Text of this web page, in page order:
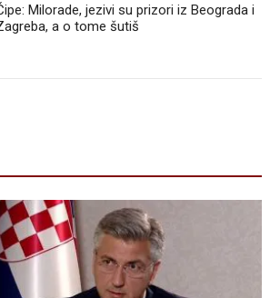
Milorade, jezivi su prizori iz Beograda i
a o tome šutiš